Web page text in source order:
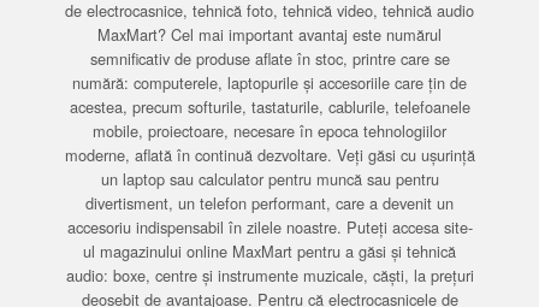
de electrocasnice, tehnică foto, tehnică video, tehnică audio
MaxMart? Cel mai important avantaj este numărul
semnificativ de produse aflate în stoc, printre care se
numără: computerele, laptopurile și accesoriile care țin de
acestea, precum softurile, tastaturile, cablurile, telefoanele
mobile, proiectoare, necesare în epoca tehnologiilor
moderne, aflată în continuă dezvoltare. Veți găsi cu ușurință
un laptop sau calculator pentru muncă sau pentru
divertisment, un telefon performant, care a devenit un
accesoriu indispensabil în zilele noastre. Puteți accesa site-
ul magazinului online MaxMart pentru a găsi și tehnică
audio: boxe, centre și instrumente muzicale, căști, la prețuri
deosebit de avantajoase. Pentru că electrocasnicele de